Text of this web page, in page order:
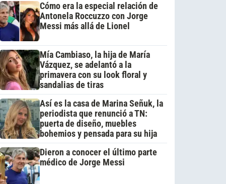
Cómo era la especial relación de
Antonela Roccuzzo con Jorge
Messi más allá de Lionel
Mía Cambiaso, la hija de María
Vázquez, se adelantó a la
primavera con su look floral y
sandalias de tiras
Así es la casa de Marina Señuk, la
periodista que renunció a TN:
puerta de diseño, muebles
bohemios y pensada para su hija
Dieron a conocer el último parte
médico de Jorge Messi